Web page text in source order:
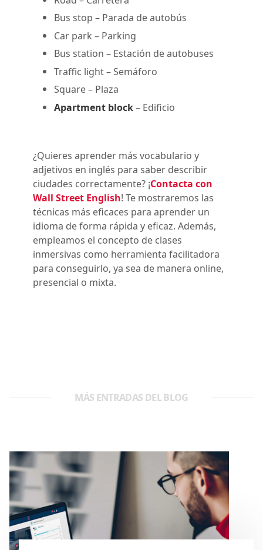
Bus stop – Parada de autobús
Car park – Parking
Bus station – Estación de autobuses
Traffic light– Semáforo
Square– Plaza
Apartment block– Edificio
¿Quieres aprender más vocabulario y
adjetivos en inglés para saber describir
ciudades correctamente? ¡Contacta con
Wall Street English! Te mostraremos las
técnicas más eficaces para aprender un
idioma de forma rápida y eficaz. Además,
empleamos el concepto de clases
inmersivas como herramienta facilitadora
para conseguirlo, ya sea de manera online,
presencial o mixta.
MÁS ENTRADAS DEL BLOG